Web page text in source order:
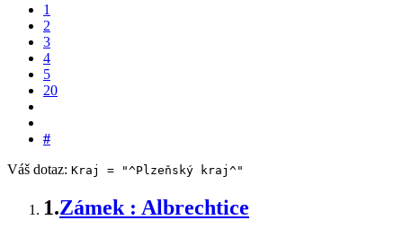
1
2
3
4
5
20
#
Váš dotaz: Kraj = "^Plzeňský kraj^"
1.Zámek : Albrechtice